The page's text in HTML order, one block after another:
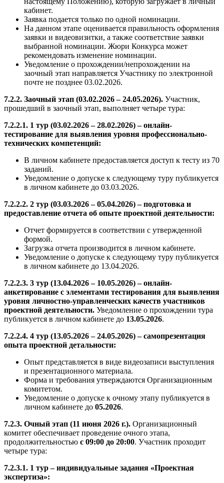
кабинет.
Заявка подается только по одной номинации.
На данном этапе оценивается правильность оформления
заявки и видеовизитки, а также соответствие заявки
выбранной номинации. Жюри Конкурса может
рекомендовать изменение номинации.
Уведомление о прохождении/непрохождении на
заочный этап направляется Участнику по электронной
почте не позднее 03.02.2026.
7.2.2. Заочный этап (03.02.2026 – 24.05.2026). Участник,
прошедший в заочный этап, выполняет четыре тура:
7.2.2.1. 1 тур (03.02.2026 – 28.02.2026) – онлайн-
тестирование для выявления уровня профессионально-
технических компетенций:
В личном кабинете предоставляется доступ к тесту из 70
заданий.
Уведомление о допуске к следующему туру публикуется
в личном кабинете до 03.03.2026.
7.2.2.2. 2 тур (03.03.2026 – 05.04.2026) – подготовка и
предоставление отчета об опыте проектной деятельности:
Отчет формируется в соответствии с утвержденной
формой.
Загрузка отчета производится в личном кабинете.
Уведомление о допуске к следующему туру публикуется
в личном кабинете до 13.04.2026.
7.2.2.3. 3 тур (13.04.2026 – 10.05.2026) – онлайн-
анкетирование с элементами тестирования для выявления
уровня личностно-управленческих качеств участников
проектной деятельности. Уведомление о прохождении тура
публикуется в личном кабинете до 13.05.2026.
7.2.2.4. 4 тур (13.05.2026 – 24.05.2026) – самопрезентация
опыта проектной детальности:
Опыт представляется в виде видеозаписи выступления
и презентационного материала.
Форма и требования утверждаются Организационным
комитетом.
Уведомление о допуске к очному этапу публикуется в
личном кабинете до 05.2026.
7.2.3. Очный этап (11 июня 2026 г.). Организационный
комитет обеспечивает проведение очного этапа,
продолжительностью с 09:00 до 20:00. Участник проходит
четыре тура:
7.2.3.1. 1 тур – индивидуальные задания «Проектная
экспертиза»: